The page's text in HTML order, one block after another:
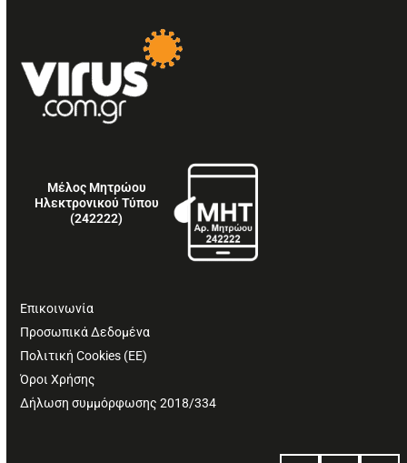
Μέλος Μητρώου
Ηλεκτρονικού Τύπου
(242222)
Επικοινωνία
Προσωπικά Δεδομένα
Πολιτική Cookies (ΕΕ)
Όροι Χρήσης
Δήλωση συμμόρφωσης 2018/334